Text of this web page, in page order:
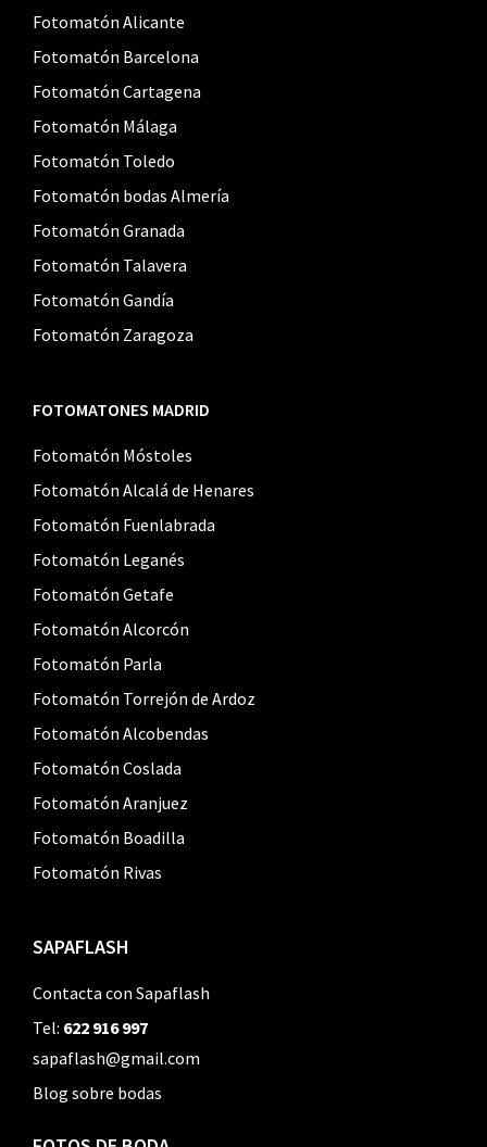
Fotomatón Alicante
Fotomatón Barcelona
Fotomatón Cartagena
Fotomatón Málaga
Fotomatón Toledo
Fotomatón bodas Almería
Fotomatón Granada
Fotomatón Talavera
Fotomatón Gandía
Fotomatón Zaragoza
FOTOMATONES MADRID
Fotomatón Móstoles
Fotomatón Alcalá de Henares
Fotomatón Fuenlabrada
Fotomatón Leganés
Fotomatón Getafe
Fotomatón Alcorcón
Fotomatón Parla
Fotomatón Torrejón de Ardoz
Fotomatón Alcobendas
Fotomatón Coslada
Fotomatón Aranjuez
Fotomatón Boadilla
Fotomatón Rivas
SAPAFLASH
Contacta con Sapaflash
Tel: 622 916 997
sapaflash@gmail.com
Blog sobre bodas